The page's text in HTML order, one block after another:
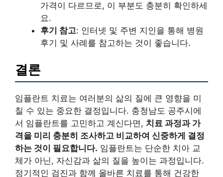
가격이 다르므로, 이 부분도 충분히 확인하세
요.
후기 참고: 인터넷 및 주변 지인을 통해 병원
후기 및 사례를 참고하는 것이 좋습니다.
결론
임플란트 치료는 여러분의 삶의 질에 큰 영향을 미
칠 수 있는 중요한 결정입니다. 충청남도 공주시에
서 임플란트를 고민하고 계신다면, 치료 과정과 가
격을 미리 충분히 조사하고 비교하여 신중하게 결정
하는 것이 필요합니다. 임플란트는 단순한 치아 교
체가 아닌, 자신감과 삶의 질을 높이는 과정입니다.
정기적인 검진과 함께 올바른 치료를 통해 건강한